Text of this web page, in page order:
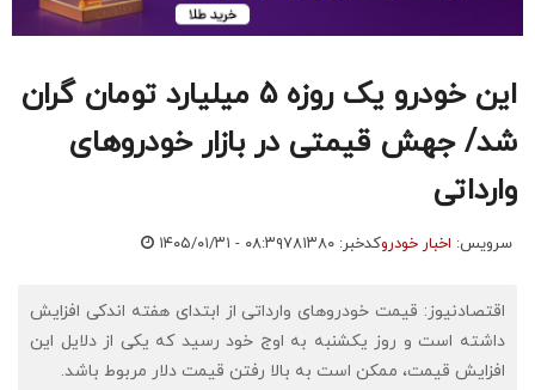
این خودرو یک روزه 5 میلیارد تومان گران
شد/ جهش قیمتی در بازار خودروهای
وارداتی
سرویس: اخبار خودروکدخبر: ۷۸۱۳۸۰ ۱۴۰۵/۰۱/۳۱ - ۰۸:۳۹
اقتصادنیوز: قیمت خودروهای وارداتی از ابتدای هفته اندکی افزایش
داشته است و روز یکشنبه به اوج خود رسید که یکی از دلایل این
افزایش قیمت، ممکن است به بالا رفتن قیمت دلار مربوط باشد.